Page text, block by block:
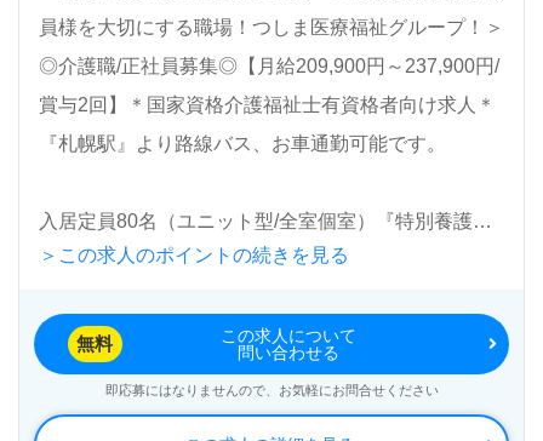
員様を大切にする職場！つしま医療福祉グループ！＞
◎介護職/正社員募集◎【月給209,900円～237,900円/
賞与2回】＊国家資格介護福祉士有資格者向け求人＊
『札幌駅』より路線バス、お車通勤可能です。
入居定員80名（ユニット型/全室個室）『特別養護老
人ホームノテきくすいの里』つしま医療福祉グルー
様の運営です。北海道を中心に特別養護老人ホーム、
訪問介護、訪問リハビリ、デイサービス、通所リハビ
リ、介護老人保健施設、介護付き有料老人ホーム、小
＞この求人のポイントの続きを見る
無料
この求人について
問い合わせる
即応募にはなりませんので、お気軽にお問合せください